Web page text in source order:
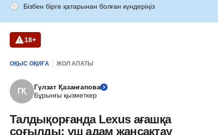
Бізбен бірге қатарынан болған күндеріңіз
18+
ОҚЫС ОҚИҒА ЖОЛ АПАТЫ
ГҚ
Гүлзат Қазанғапова
Бұрынғы қызметкер
Талдықорғанда Lexus ағашқа
соғылды: үш адам жансақтау